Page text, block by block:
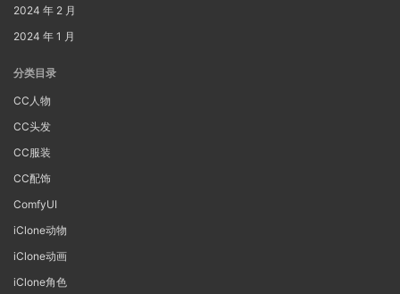
2024 年 2 月
2024 年 1 月
分类目录
CC人物
CC头发
CC服装
CC配饰
ComfyUI
iClone动物
iClone动画
iClone角色